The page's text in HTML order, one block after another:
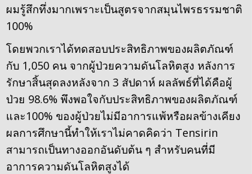
ผมรู้สึกทึ่งมากเพราะเป็นสูตรจากสมุนไพรธรรมชาติ
100%
โดยพวกเราได้ทดสอบประสิทธิภาพของผลิตภัณฑ์
กับ 1,050 คน จากผู้ป่วยความดันโลหิตสูง หลังการ
รักษาสิ้นสุดลงหลังจาก 3 สัปดาห์ ผลลัพธ์ที่ได้คือผู้
ป่วย 98.6% พึงพอใจกับประสิทธิภาพของผลิตภัณฑ์
และ100% ของผู้ป่วยไม่มีอาการแพ้หรือผลข้างเคียง
ผลการศึกษานี้ทำให้เราไม่คาดคิดว่า Tensirin
สามารถเป็นทางออกอันดับต้น ๆ สำหรับคนที่มี
อาการความดันโลหิตสูงได้